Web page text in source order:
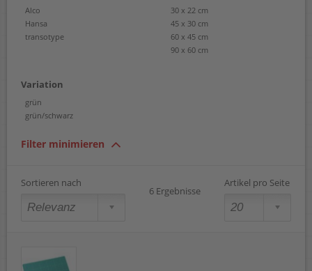
Alco
Hansa
transotype
30 x 22 cm
45 x 30 cm
60 x 45 cm
90 x 60 cm
Variation
grün
grün/schwarz
Filter minimieren
Sortieren nach
6 Ergebnisse
Artikel pro Seite